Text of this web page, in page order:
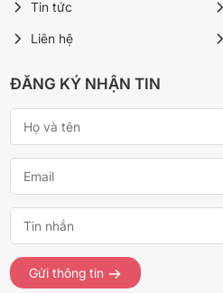
Tin tức
Liên hệ
ĐĂNG KÝ NHẬN TIN
Gửi thông tin